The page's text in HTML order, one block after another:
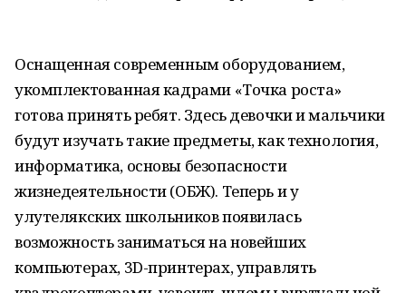
Оснащенная современным оборудованием,
укомплектованная кадрами «Точка роста»
готова принять ребят. Здесь девочки и мальчики
будут изучать такие предметы, как технология,
информатика, основы безопасности
жизнедеятельности (ОБЖ). Теперь и у
улутелякских школьников появилась
возможность заниматься на новейших
компьютерах, 3D-принтерах, управлять